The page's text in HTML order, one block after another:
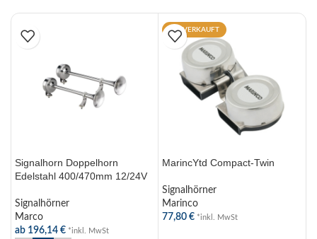
Signalhorn Doppelhorn
Edelstahl 400/470mm 12/24V
Signalhörner
Marco
ab 196,14 € *inkl. MwSt
AUSVERKAUFT
MarincYtd Compact-Twin
Signalhörner
Marinco
77,80 € *inkl. MwSt